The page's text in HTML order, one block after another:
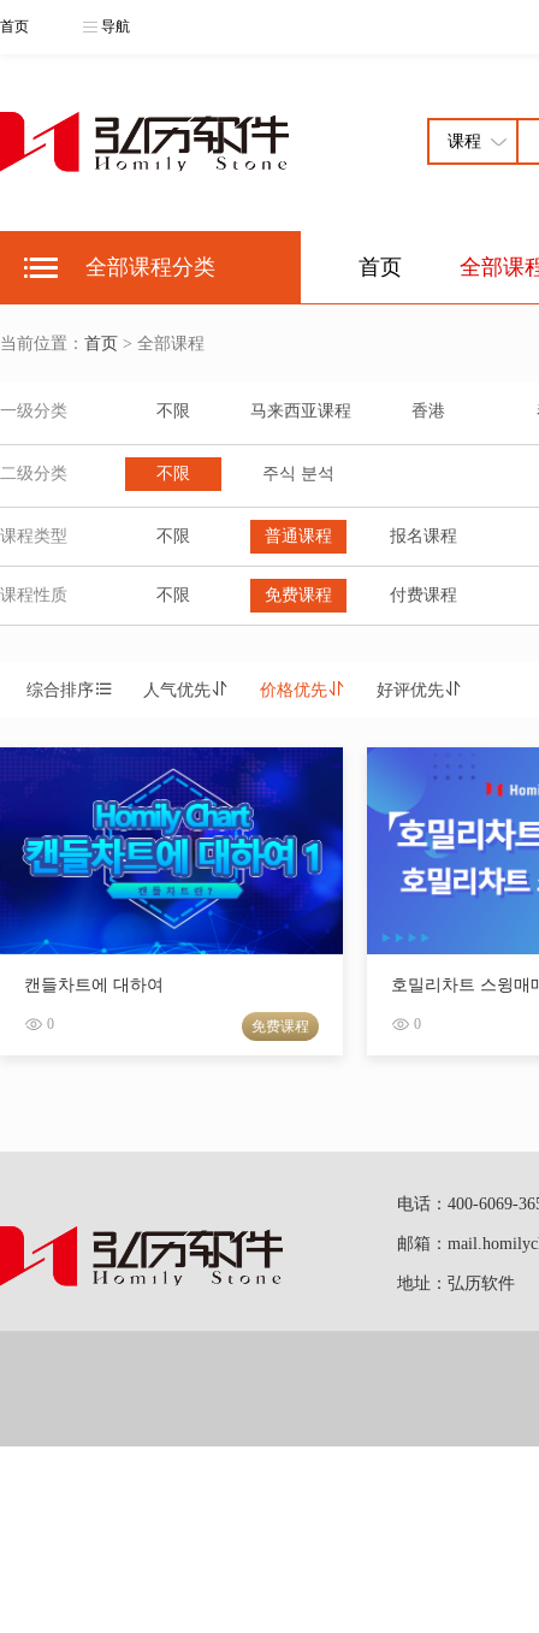
首页 导航
全部课程分类 首页 全部课
当前位置： 首页 > 全部课程
一级分类 不限 马来西亚课程 香港
二级分类 不限 주식 분석
课程类型 不限 普通课程 报名课程
课程性质 不限 免费课程 付费课程
综合排序 人气优先 价格优先 好评优先
캔들차트에 대하여
0 免费课程
호밀리차트 스윙매
0
电话：400-6069-
邮箱：
地址：弘历软件